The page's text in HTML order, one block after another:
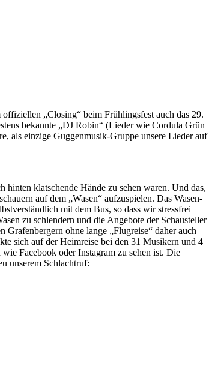
„Closing“ beim Frühlingsfest auch das 29.
bekannte „DJ Robin“ (Lieder wie Cordula Grün
als einzige Guggenmusik-Gruppe unsere Lieder auf
klatschende Hände zu sehen waren. Und das,
auf dem „Wasen“ aufzuspielen. Das Wasen-
mit dem Bus, so dass wir stressfrei
zu schlendern und die Angebote der Schausteller
ohne lange „Flugreise“ daher auch
sich auf der Heimreise bei den 31 Musikern und 4
Facebook oder Instagram zu sehen ist. Die
unserem Schlachtruf: